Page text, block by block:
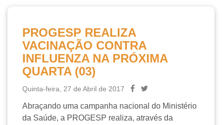
PROGESP REALIZA
VACINAÇÃO CONTRA
INFLUENZA NA PRÓXIMA
QUARTA (03)
Quinta-feira, 27 de Abril de 2017
Abraçando uma campanha nacional do Ministério
da Saúde, a PROGESP realiza, através da